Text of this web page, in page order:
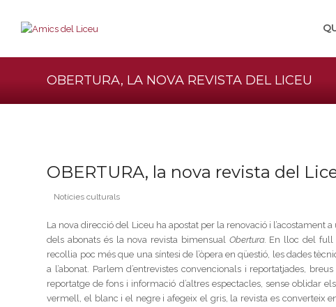
OBERTURA, LA NOVA REVISTA DEL LICEU
OBERTURA, la nova revista del
Notícies culturals
La nova direcció del Liceu ha apostat per la renovació i
dels abonats és la nova revista bimensual Obertura. En lloc del full
recollia poc més que una síntesi de l’òpera en qüestió, les dades
a l’abonat. Parlem d’entrevistes convencionals i reportatjades,
reportatge de fons i informació d’altres espectacles, sense oblidar
vermell, el blanc i el negre i afegeix el gris, la revista es converteix